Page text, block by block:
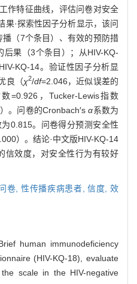
作特征曲线，评估问卷对安全
果·探索性因子分析显示，该问
（7个条目）、有效的预防措
果（3个条目）；从HIV-KQ-
KQ-14。验证性因子分析显
良（χ2/df=2.046，近似误差的
=0.926，Tucker-Lewis指数
。问卷的Cronbach′s α系数为
0.815。问卷得分预测安全性
）。结论·中文版HIV-KQ-14
信效度，对安全性行为有较好
卷,性传播疾病患者,信度,效
human immunodeficiency
(HIV-KQ-18), evaluate
scale in the HIV-negative